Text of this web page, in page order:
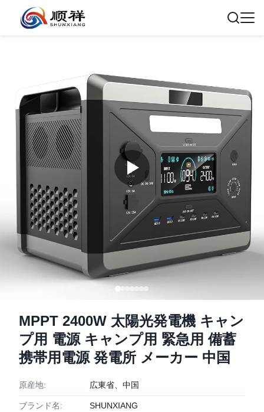
MPPT 2400W 太陽光発電機 キャン
プ用 電源 キャンプ用 緊急用 備蓄
携帯用電源 発電所 メーカー 中国
原産地: 広東省、中国
ブランド名: SHUNXIANG